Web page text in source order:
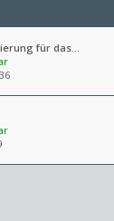
für das…